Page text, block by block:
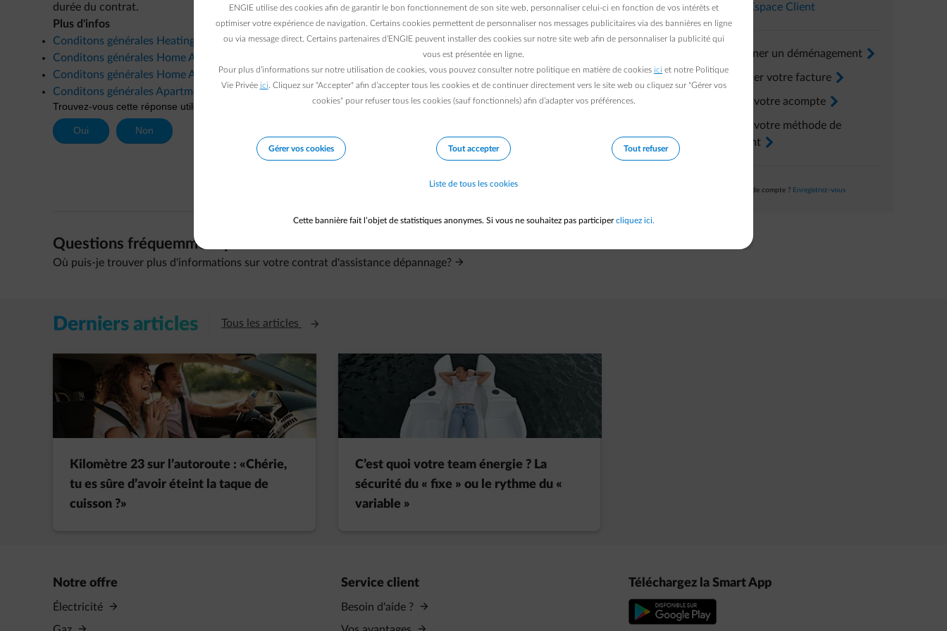
durée du contrat.
Plus d'infos
Conditons générales Heating Assistance
Conditons générales Home Assistance
Conditons générales Home Assistance+
Conditons générales Apartment Assistance+
Questions fréquemment posées
Où puis-je trouver plus d'informations sur votre contrat d'assistance dépannage?
Dans l’ Espace Client
Renseigner un déménagement arrow-right
Consulter votre facture arrow-right
Ajuster votre acompte arrow-right
Ajuster votre méthode de
paiement arrow-right
Pas encore de compte ? Enregistrez-vous
Derniers articles Tous les articles Ouvre un nouvel onglet
Kilomètre 23 sur l’autoroute : «Chérie,
tu es sûre d’avoir éteint la taque de
cuisson ?»
C’est quoi votre team énergie ? La
sécurité du « fixe » ou le rythme du «
variable »
Notre offre
Électricité
Service client
Besoin d'aide ?
Téléchargez la Smart App
ENGIE utilise des cookies afin de garantir le bon fonctionnement de son site web, personnaliser celui-ci en fonction de vos intérêts et
optimiser votre expérience de navigation. Certains cookies permettent de personnaliser nos messages publicitaires via des bannières en ligne
ou via message direct. Certains partenaires d’ENGIE peuvent installer des cookies sur notre site web afin de personnaliser la publicité qui
vous est présentée en ligne.
Pour plus d’informations sur notre utilisation de cookies, vous pouvez consulter notre politique en matière de cookies ici et notre Politique
Vie Privée ici . Cliquez sur "Accepter" afin d’accepter tous les cookies et de continuer directement vers le site web ou cliquez sur "Gérer vos
cookies" pour refuser tous les cookies (sauf fonctionnels) afin d’adapter vos préférences.
Gérer vos cookies Tout accepter Tout refuser
Liste de tous les cookies
Cette bannière fait l’objet de statistiques anonymes. Si vous ne souhaitez pas participercliquez ici.